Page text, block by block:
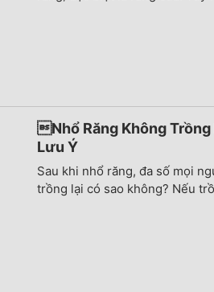
Nhổ Răng Không Trồng
Lưu Ý
Sau khi nhổ răng, đa số mọi
trồng lại có sao không? Nếu